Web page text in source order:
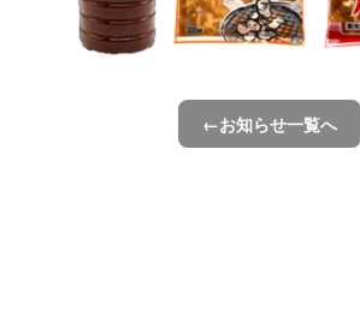
←お知らせ一覧へ